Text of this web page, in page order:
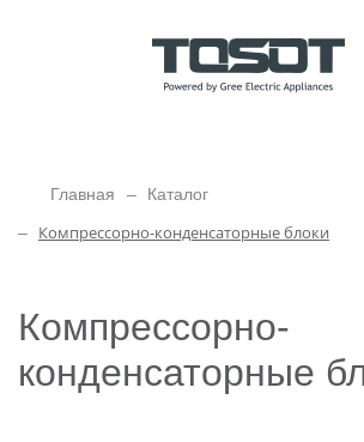
Главная Каталог
Компрессорно-конденсаторные блоки
Компрессорно-
конденсаторные